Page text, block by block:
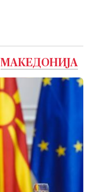
МАКЕДОНИЈА